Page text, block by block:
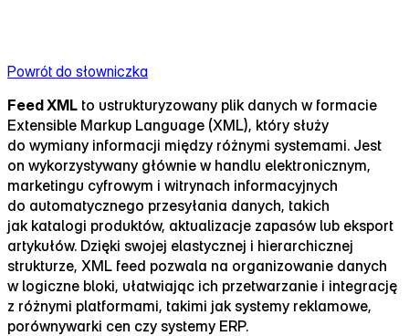
Powrót do słowniczka
Feed XML to ustrukturyzowany plik danych w formacie
Extensible Markup Language (XML), który służy
do wymiany informacji między różnymi systemami. Jest
on wykorzystywany głównie w handlu elektronicznym,
marketingu cyfrowym i witrynach informacyjnych
do automatycznego przesyłania danych, takich
jak katalogi produktów, aktualizacje zapasów lub eksport
artykułów. Dzięki swojej elastycznej i hierarchicznej
strukturze, XML feed pozwala na organizowanie danych
w logiczne bloki, ułatwiając ich przetwarzanie i integrację
z różnymi platformami, takimi jak systemy reklamowe,
porównywarki cen czy systemy ERP.